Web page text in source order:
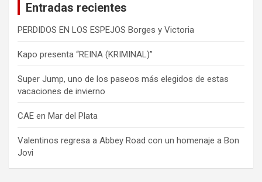
Entradas recientes
PERDIDOS EN LOS ESPEJOS Borges y Victoria
Kapo presenta “REINA (KRIMINAL)”
Super Jump, uno de los paseos más elegidos de estas
vacaciones de invierno
CAE en Mar del Plata
Valentinos regresa a Abbey Road con un homenaje a Bon
Jovi